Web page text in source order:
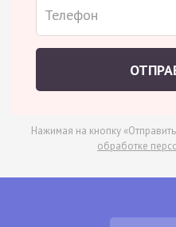
Нажимая на кнопку
обработке